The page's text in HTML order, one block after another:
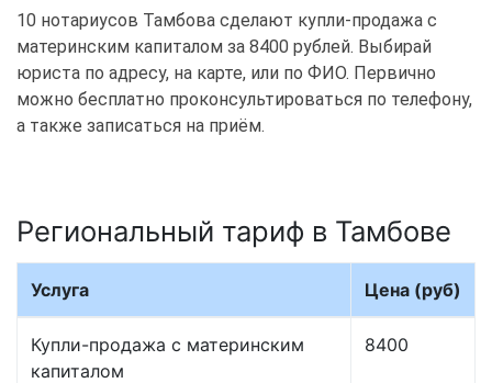
10 нотариусов Тамбова сделают купли-продажа с
материнским капиталом за 8400 рублей. Выбирай
юриста по адресу, на карте, или по ФИО. Первично
можно бесплатно проконсультироваться по телефону,
а также записаться на приём.
Региональный тариф в Тамбове
Услуга Цена (руб)
Купли-продажа с материнским
капиталом
8400